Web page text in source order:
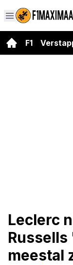
F1
Leclerc
meestal